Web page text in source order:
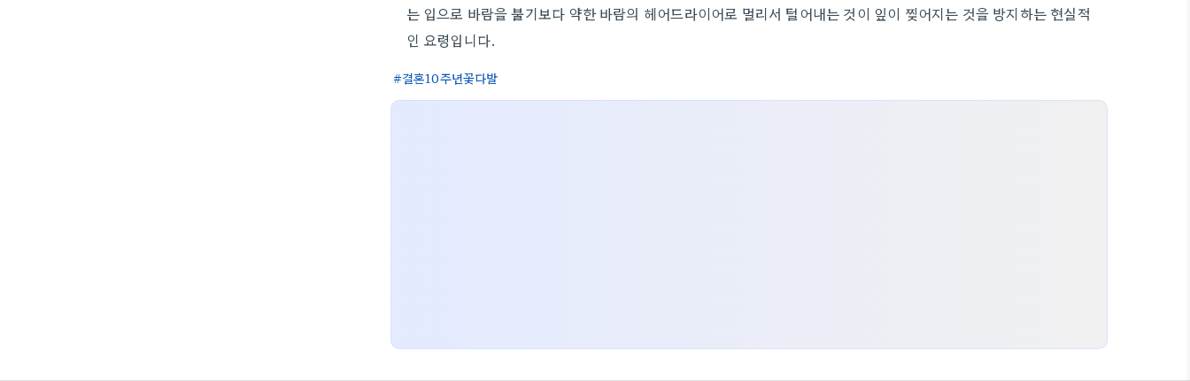
는 입으로 바람을 불기보다 약한 바람의 헤어드라이어로 멀리서 털어내는 것이 잎이 찢어지는 것을 방지하는 현실적
인 요령입니다.
결혼10주년꽃다발